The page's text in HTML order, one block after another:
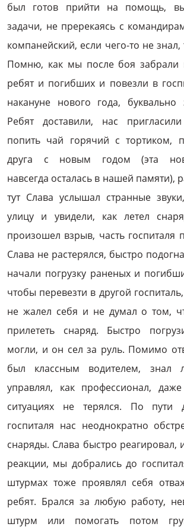
был готов прийти на помощь,
задачи, не пререкаясь с
компанейский, если чего-то не знал,
Помню, как мы после боя забрали
ребят и погибших и повезли в
накануне нового года,
Ребят доставили, нас
попить чай горячий с тортиком,
друга с новым годом (эта
навсегда осталась в нашей памяти),
тут Слава услышал странные
улицу и увидели, как летел
произошел взрыв, часть госпиталя
Слава не растерялся, быстро
начали погрузку раненых и
чтобы перевезти в другой
не жалел себя и не думал о том,
прилететь снаряд. Быстро
могли, и он сел за руль. Помимо
был классным водителем, знал
управлял, как профессионал,
ситуациях не терялся. По пути
госпиталя нас неоднократно
снаряды. Слава быстро реагировал,
реакции, мы добрались до
штурмах тоже проявлял себя
ребят. Брался за любую работу,
штурм или помогать потом